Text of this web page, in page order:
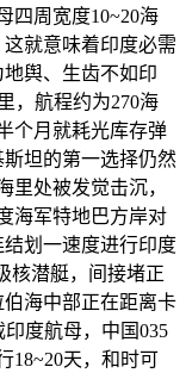
四周宽度10~20海
就意味着印度必需
舆、生齿不如印
，航程约为270海
个月就耗光库存弹
坦的第一选择仍然
里处被发觉击沉，
海军特地巴方岸对
划一速度进行印度
核潜艇，间接堵正
海中部正在距离卡
度航母，中国035
18~20天，和时可